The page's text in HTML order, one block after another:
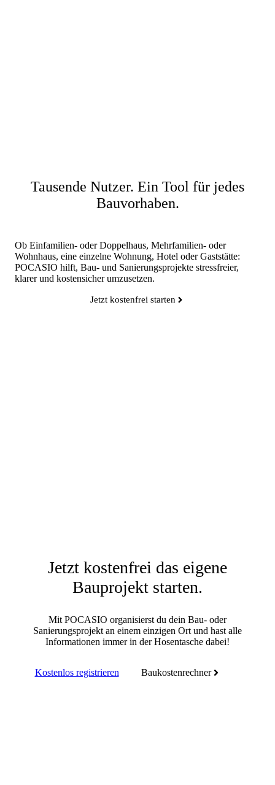
Tausende Nutzer. Ein Tool für jedes
Bauvorhaben.
Ob Einfamilien- oder Doppelhaus, Mehrfamilien- oder
Wohnhaus, eine einzelne Wohnung, Hotel oder Gaststätte:
POCASIO hilft, Bau- und Sanierungsprojekte stressfreier,
klarer und kostensicher umzusetzen.
Jetzt kostenfrei starten
Jetzt kostenfrei das eigene
Bauprojekt starten.
Mit POCASIO organisierst du dein Bau- oder
Sanierungsprojekt an einem einzigen Ort und hast alle
Informationen immer in der Hosentasche dabei!
Kostenlos registrieren Baukostenrechner